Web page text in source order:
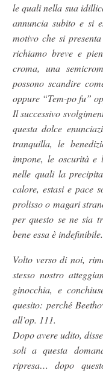
le quali nella sua
annuncia subito e si
motivo che si
richiamo breve e
croma, una
possono scandire
oppure “Tem-po fu”
Il successivo
questa dolce
tranquilla, le
impone, le oscurità e
nelle quali la
calore, estasi e pace
prolisso o magari
per questo se ne sia
bene essa è indefinibile.
Volto verso di noi,
stesso nostro
ginocchia, e
quesito: perché
all’op. 111.
Dopo avere udito,
soli a questa
ripresa… dopo